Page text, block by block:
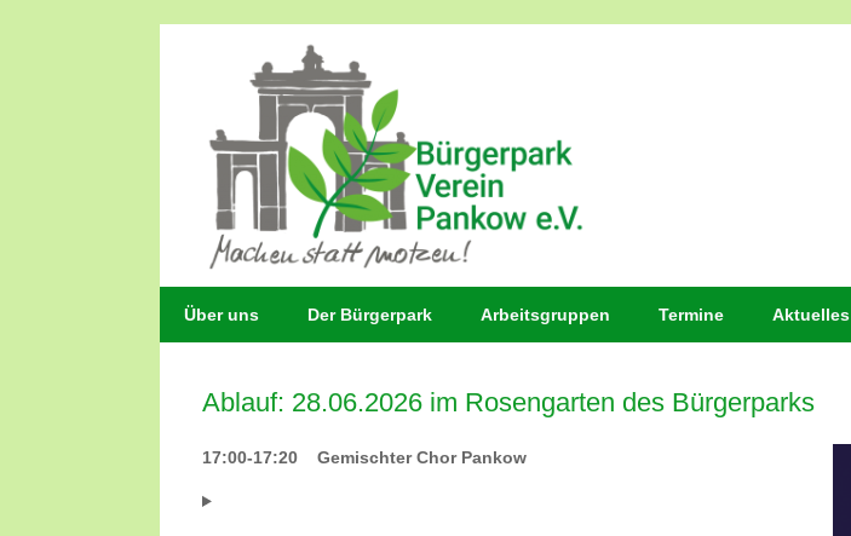
Über uns Der Bürgerpark Arbeitsgruppen Termine Aktuelles
Ablauf: 28.06.2026 im Rosengarten des Bürgerparks
17:00-17:20 Gemischter Chor Pankow